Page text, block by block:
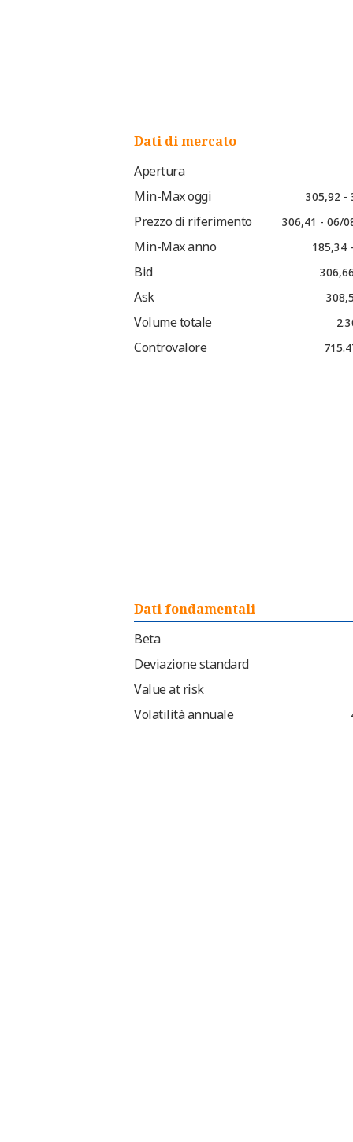
Dati di mercato
Apertura
Min-Max oggi
305,92 -
Prezzo di riferimento 306,41 - 06/
Min-Max anno 185,34
Bid
Ask
Volume totale
Controvalore
Dati fondamentali
Beta
Deviazione standard
Value at risk
Volatilità annuale